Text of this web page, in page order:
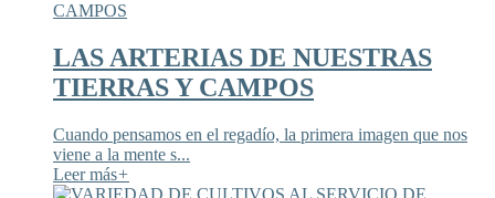
LAS ARTERIAS DE NUESTRAS
TIERRAS Y CAMPOS
Cuando pensamos en el regadío, la primera imagen que nos
viene a la mente s...
Leer más+